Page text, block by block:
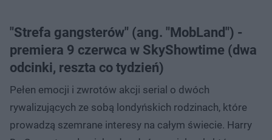
"Strefa gangsterów" (ang. "MobLand") -
premiera 9 czerwca w SkyShowtime (dwa
odcinki, reszta co tydzień)
Pełen emocji i zwrotów akcji serial o dwóch
rywalizujących ze sobą londyńskich rodzinach, które
prowadzą szemrane interesy na całym świecie. Harry